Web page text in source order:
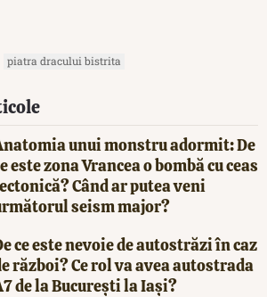
piatra dracului bistrita
unui monstru adormit: De
este zona Vrancea o bombă cu ceas
Când ar putea veni
seism major?
ce este nevoie de autostrăzi în caz
război? Ce rol va avea autostrada
de la București la Iași?